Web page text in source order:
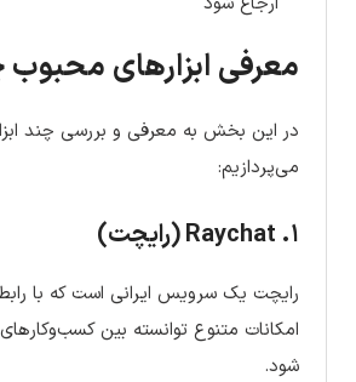
معرفی ابزارهای
در این بخش به معرفی و بررسی چند
می‌پردازیم:
۱. Raychat (رایچت)
رایچت یک سرویس ایرانی است که با
امکانات متنوع توانسته بین
شود.